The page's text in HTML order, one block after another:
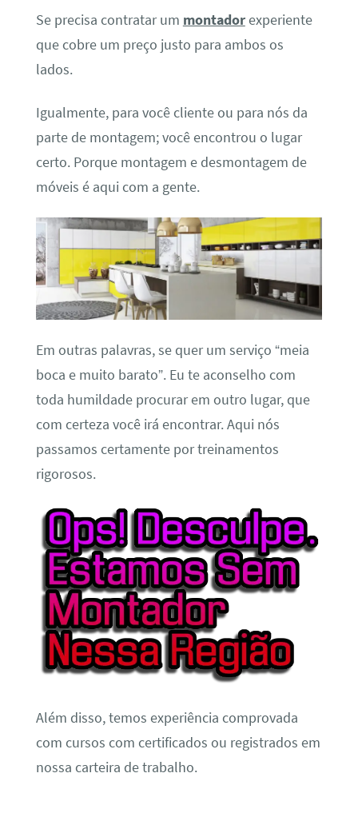
Se precisa contratar um montadorexperiente
que cobre um preço justo para ambos os
lados.
Igualmente, para você cliente ou para nós da
parte de montagem; você encontrou o lugar
certo. Porque montagem e desmontagem de
móveis é aqui com a gente.
Em outras palavras, se quer um serviço “meia
boca e muito barato”. Eu te aconselho com
toda humildade procurar em outro lugar, que
com certeza você irá encontrar. Aqui nós
passamos certamente por treinamentos
rigorosos.
Além disso, temos experiência comprovada
com cursos com certificados ou registrados em
nossa carteira de trabalho.